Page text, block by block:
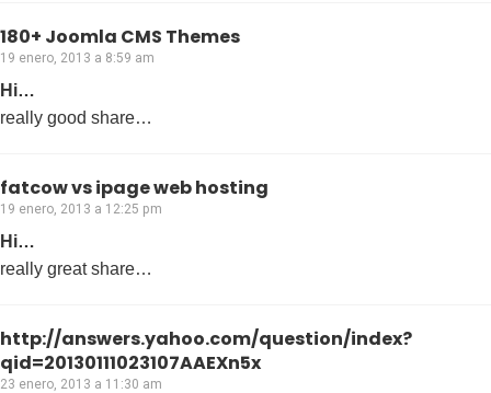
180+ Joomla CMS Themes
19 enero, 2013 a 8:59 am
Hi…
really good share…
fatcow vs ipage web hosting
19 enero, 2013 a 12:25 pm
Hi…
really great share…
http://answers.yahoo.com/question/index?
qid=20130111023107AAEXn5x
23 enero, 2013 a 11:30 am